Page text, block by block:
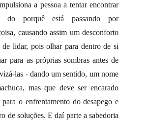
a pessoa a tentar encontrar
do porquê está passando por
causando assim um desconforto
lidar, pois olhar para dentro de si
para as próprias sombras antes de
las - dando um sentido, um nome
mas que deve ser encarado
o enfrentamento do desapego e
de soluções. E daí parte a sabedoria